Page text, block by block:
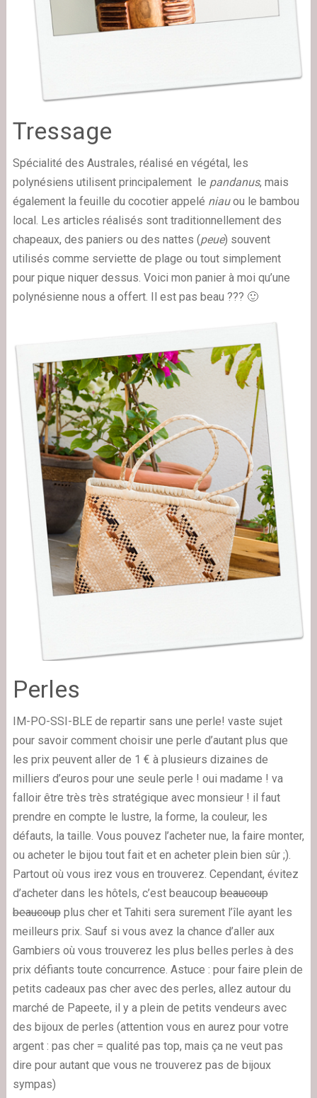
Tressage
Spécialité des Australes, réalisé en végétal, les
polynésiens utilisent principalement le pandanus, mais
également la feuille du cocotier appelé niauou le bambou
local. Les articles réalisés sont traditionnellement des
chapeaux, des paniers ou des nattes (peue) souvent
utilisés comme serviette de plage ou tout simplement
pour pique niquer dessus. Voici mon panier à moi qu’une
polynésienne nous a offert. Il est pas beau ??? 🙂
Perles
IM-PO-SSI-BLE de repartir sans une perle! vaste sujet
pour savoir comment choisir une perle d’autant plus que
les prix peuvent aller de 1 € à plusieurs dizaines de
milliers d’euros pour une seule perle ! oui madame ! va
falloir être très très stratégique avec monsieur ! il faut
prendre en compte le lustre, la forme, la couleur, les
défauts, la taille. Vous pouvez l’acheter nue, la faire monter,
ou acheter le bijou tout fait et en acheter plein bien sûr ;).
Partout où vous irez vous en trouverez. Cependant, évitez
d’acheter dans les hôtels, c’est beaucoupbeaucoup
beaucoupplus cher et Tahiti sera surement l’île ayant les
meilleurs prix. Sauf si vous avez la chance d’aller aux
Gambiers où vous trouverez les plus belles perles à des
prix défiants toute concurrence. Astuce : pour faire plein de
petits cadeaux pas cher avec des perles, allez autour du
marché de Papeete, il y a plein de petits vendeurs avec
des bijoux de perles (attention vous en aurez pour votre
argent : pas cher = qualité pas top, mais ça ne veut pas
dire pour autant que vous ne trouverez pas de bijoux
sympas)